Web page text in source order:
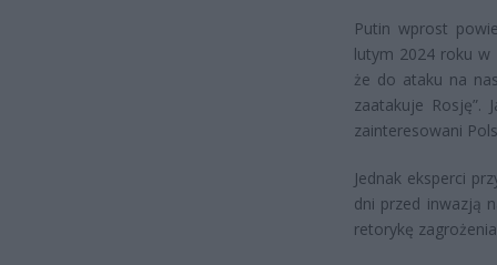
Putin wprost
lutym 2024 roku w
że do ataku na
zaatakuje Rosję”.
zainteresowani
Jednak eksperci
dni przed inwazją
retorykę